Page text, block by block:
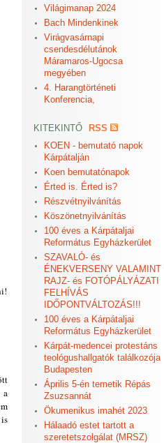
a
Világimanap 2024
Bach Mindenkinek
Virágvasárnapi
csendesdélutánok
Máramaros-Ugocsa
megyében
4. Harangtörténeti
Konferencia,
KITEKINTŐ
RSS
KOEN - bemutató napok
Kárpátalján
Koen bemutatónapok
Érted is. Érted is?
Részvétnyilvánítás
Köszönetnyilvánítás
100 éves a Kárpátaljai
Református Egyházkerület
SZAVALÓ- és
ÉNEKVERSENY VALAMINT
RAJZ- és FOTÓPÁLYÁZATI
FELHÍVÁS
IDŐPONTVÁLTOZÁS!!!
100 éves a Kárpátaljai
Református Egyházkerület
Kárpát-medencei protestáns
teológushallgatók találkozója
Budapesten
Április 5-én temetik Répás
Zsuzsannát
Ökumenikus imahét 2023
Hálaadó estet tartott a
szeretetszolgálat (MRSZ)